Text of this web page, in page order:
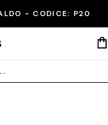
- CODICE: P20